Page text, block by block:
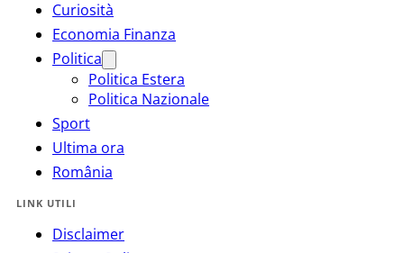
Curiosità
Economia Finanza
Politica
Politica Estera
Politica Nazionale
Sport
Ultima ora
România
LINK UTILI
Disclaimer